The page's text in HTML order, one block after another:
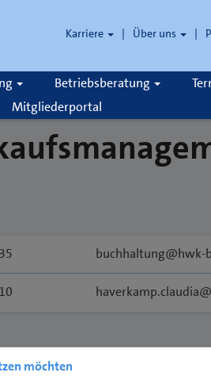
Karriere Über uns
Betriebsberatung
Mitgliederportal
buchhaltung@hwk-
möchten